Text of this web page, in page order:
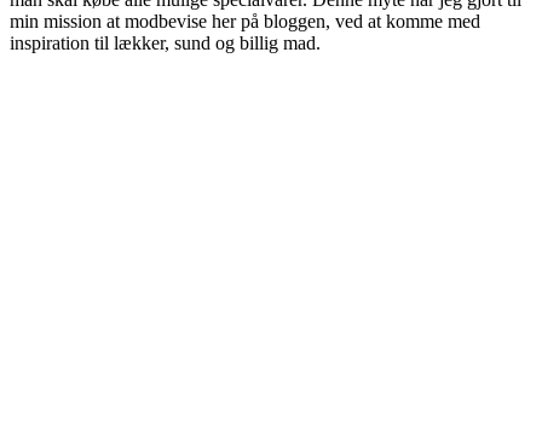
min mission at modbevise her på bloggen, ved at komme med
inspiration til lækker, sund og billig mad.